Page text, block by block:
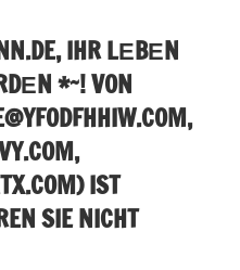
, IHR LЕBЕN
*~! VON
,
,
) IST
SIE NICHT